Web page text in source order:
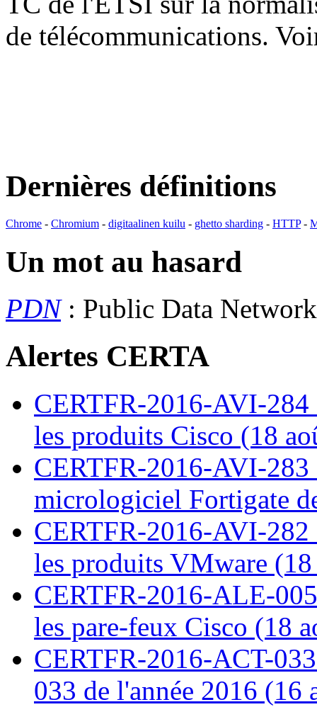
de télécommunications.
Dernières définitions
Chrome - Chromium - digitaalinen kuilu - ghetto sharding - HTTP-
Un mot au hasard
PDN: Public Data
Alertes CERTA
CERTFR-2016-AVI-
les produits Cisco (18
CERTFR-2016-AVI-
micrologiciel Fortigate
CERTFR-2016-AVI-
les produits VMware
CERTFR-2016-ALE-
les pare-feux Cisco (18
CERTFR-2016-ACT-
033 de l'année 2016 (16